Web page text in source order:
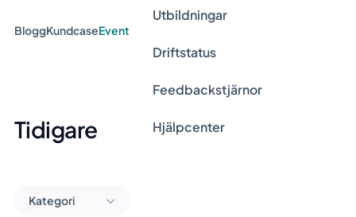
Utbildningar
Driftstatus
Feedbackstjärnor
Hjälpcenter
BloggKundcaseEvent & Webinar
Tidigare
Kategori